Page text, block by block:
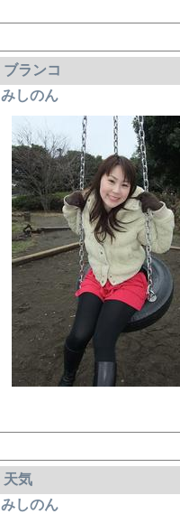
ブランコ
みしのん
天気
みしのん